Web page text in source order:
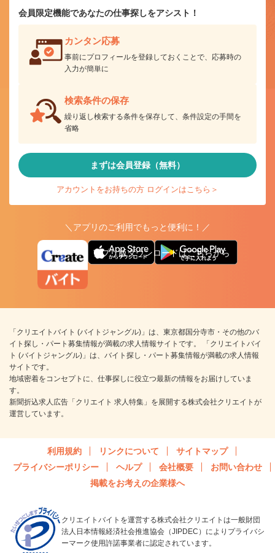
会員限定機能であなたの仕事探しをアシスト！
カンタン応募
事前にプロフィールを登録しておくことで、応募時の
入力が簡単に
検索条件の保存
繰り返し検索する条件を保存して、条件設定の手間を
省略
まずは会員登録（無料）
アカウントをお持ちの方 ログインはこちら＞
＼アプリのご利用でもっと便利に！／
アプリ版ダウンロードはこちらから
「クリエイトバイト (バイトジャングル)」は、東京都国分寺市・その他のバ
イト探し・パート募集情報が満載の求人情報サイトです。 「クリエイトバイ
ト (バイトジャングル)」は、バイト探し・パート募集情報が満載の求人情報
サイトです。
地域密着をコンセプトに、仕事探しに役立つ最新の情報をお届けしていま
す。
新聞折込求人広告「クリエイト 求人特集」を展開する株式会社クリエイトが
運営しています。
利用規約 リンクについて
サイトマップ
プライバシーポリシー
ヘルプ 会社概要
お問い合わせ
掲載をお考えの企業様へ
クリエイトバイトを運営する株式会社クリエイトは一般財団
法人日本情報経済社会推進協会（JIPDEC）によりプライバシ
ーマーク使用許諾事業者に認定されています。